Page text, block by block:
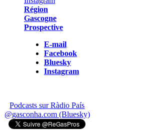
Région
Gascogne
Prospective
E-mail
Facebook
Bluesky
Instagram
Podcasts sur Ràdio País
@gasconha.com (Bluesky)